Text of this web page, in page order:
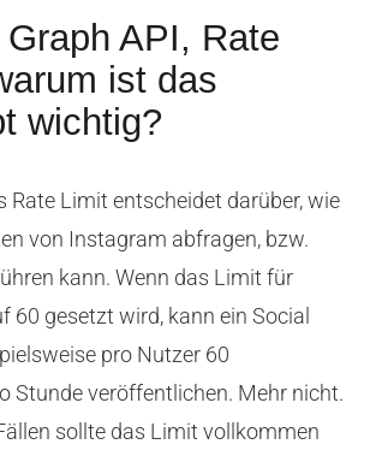
API, Rate
ist das
wichtig?
Rate Limit entscheidet darüber, wie
von Instagram abfragen, bzw.
kann. Wenn das Limit für
60 gesetzt wird, kann ein Social
pro Nutzer 60
Stunde veröffentlichen. Mehr nicht.
sollte das Limit vollkommen